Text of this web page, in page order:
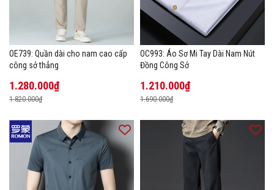
OE739: Quần dài cho nam cao cấp
công sở thẳng
1.280.000₫
1.820.000₫
OC993: Áo Sơ Mi Tay Dài Nam Nút
Đồng Công Sở
1.210.000₫
1.690.000₫